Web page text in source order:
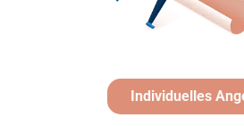
Individuelles